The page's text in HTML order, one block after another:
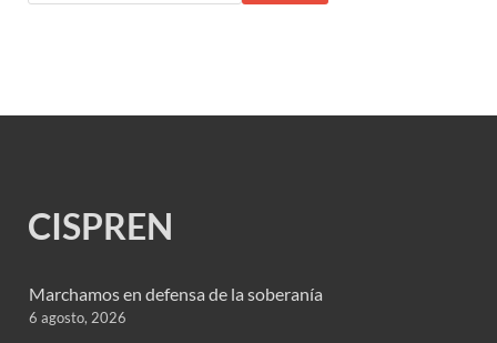
CISPREN
Marchamos en defensa de la soberanía
6 agosto, 2026